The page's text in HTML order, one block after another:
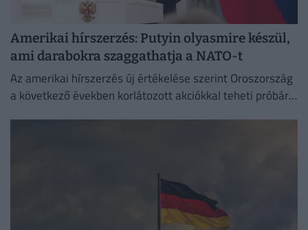
Amerikai hírszerzés: Putyin olyasmire készül,
ami darabokra szaggathatja a NATO-t
Az amerikai hírszerzés új értékelése szerint Oroszország
a következő években korlátozott akciókkal teheti próbára